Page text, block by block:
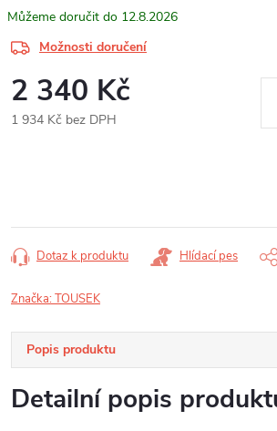
12.8.2026
Možnosti doručení
2 340 Kč
1 934 Kč bez DPH
Dotaz k produktu Hlídací pes
Značka:TOUSEK
Popis produktu
Detailní popis